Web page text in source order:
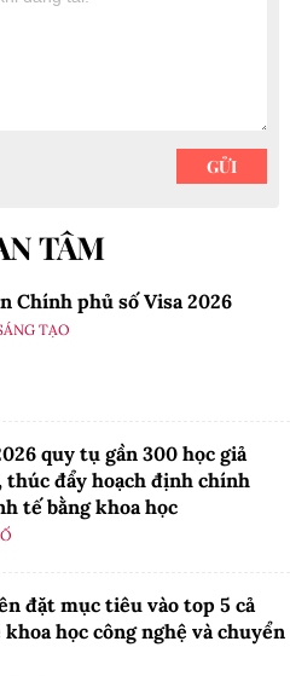
TÂM
Chính phủ số Visa 2026
TẠO
quy tụ gần 300 học giả
thúc đẩy hoạch định chính
tế bằng khoa học
đặt mục tiêu vào top 5 cả
khoa học công nghệ và chuyển